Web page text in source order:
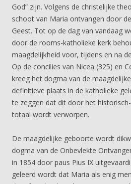
God” zijn. Volgens de christelijke
schoot van Maria ontvangen door
Geest. Tot op de dag van vandaag
door de rooms-katholieke kerk
maagdelijkheid voor, tijdens en na
Op de concilies van Nicea (325) en
kreeg het dogma van de
definitieve plaats in de katholieke
te zeggen dat dit door het
totaal wordt verworpen.
De maagdelijke geboorte wordt
dogma van de Onbevlekte
in 1854 door paus Pius IX
geleerd wordt dat Maria als enig